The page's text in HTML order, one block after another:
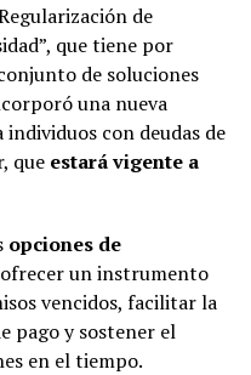
de
que tiene por
de soluciones
una nueva
con deudas de
que estará vigente a
opciones de
un instrumento
vencidos, facilitar la
pago y sostener el
en el tiempo.